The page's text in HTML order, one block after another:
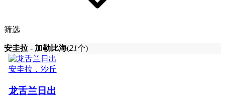
筛选
安圭拉 - 加勒比海(21个)
安圭拉，沙丘
龙舌兰日出